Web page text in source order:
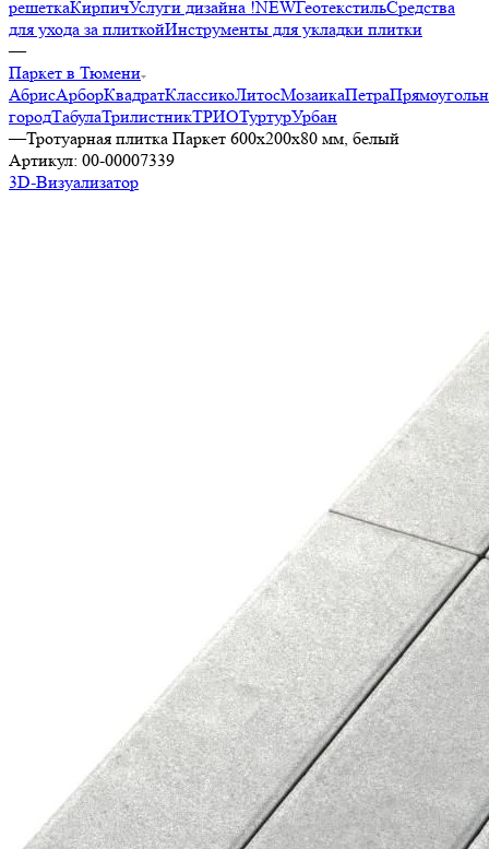
решеткаКирпичУслуги дизайна !NEWГеотекстильСредства
для ухода за плиткойИнструменты для укладки плитки
—
Паркет в Тюмени
АбрисАрборКвадратКлассикоЛитосМозаикаПетра
городТабулаТрилистникТРИОТуртурУрбан
—Тротуарная плитка Паркет 600х200х80 мм, белый
Артикул: 00-00007339
3D-Визуализатор